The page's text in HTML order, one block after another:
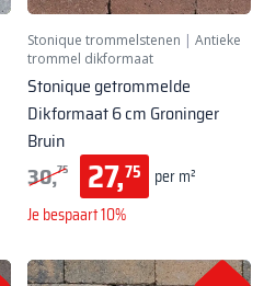
Stonique trommelstenen | Antieke
trommel dikformaat
Stonique getrommelde
Dikformaat 6 cm Groninger
Bruin
30,75 27,75
per m²
Je bespaart 10%